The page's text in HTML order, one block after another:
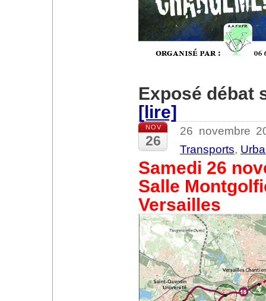
Exposé débat
[lire]
NOV
26
26 novembre
Transports,
Samedi 26
Salle
Versailles